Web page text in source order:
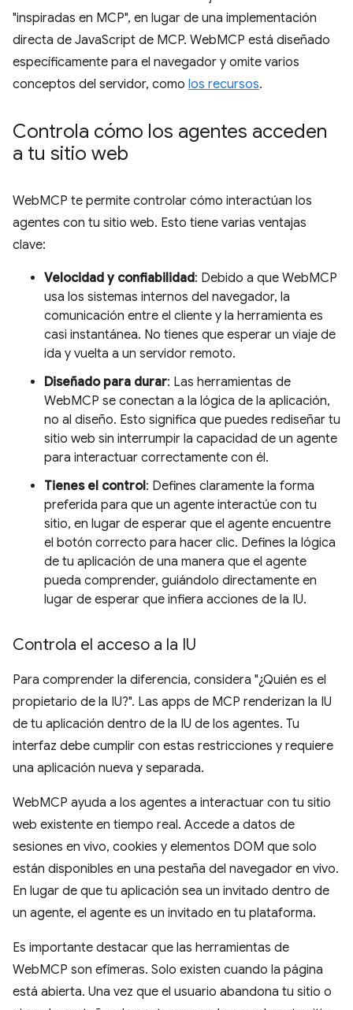
"inspiradas en MCP", en lugar de una implementación
directa de JavaScript de MCP. WebMCP está diseñado
específicamente para el navegador y omite varios
conceptos del servidor, como los recursos.
Controla cómo los agentes acceden
a tu sitio web
WebMCP te permite controlar cómo interactúan los
agentes con tu sitio web. Esto tiene varias ventajas
clave:
Velocidad y confiabilidad: Debido a que WebMCP
usa los sistemas internos del navegador, la
comunicación entre el cliente y la herramienta es
casi instantánea. No tienes que esperar un viaje de
ida y vuelta a un servidor remoto.
Diseñado para durar: Las herramientas de
WebMCP se conectan a la lógica de la aplicación,
no al diseño. Esto significa que puedes rediseñar tu
sitio web sin interrumpir la capacidad de un agente
para interactuar correctamente con él.
Tienes el control: Defines claramente la forma
preferida para que un agente interactúe con tu
sitio, en lugar de esperar que el agente encuentre
el botón correcto para hacer clic. Defines la lógica
de tu aplicación de una manera que el agente
pueda comprender, guiándolo directamente en
lugar de esperar que infiera acciones de la IU.
Controla el acceso a la IU
Para comprender la diferencia, considera "¿Quién es el
propietario de la IU?". Las apps de MCP renderizan la IU
de tu aplicación dentro de la IU de los agentes. Tu
interfaz debe cumplir con estas restricciones y requiere
una aplicación nueva y separada.
WebMCP ayuda a los agentes a interactuar con tu sitio
web existente en tiempo real. Accede a datos de
sesiones en vivo, cookies y elementos DOM que solo
están disponibles en una pestaña del navegador en vivo.
En lugar de que tu aplicación sea un invitado dentro de
un agente, el agente es un invitado en tu plataforma.
Es importante destacar que las herramientas de
WebMCP son efímeras. Solo existen cuando la página
está abierta. Una vez que el usuario abandona tu sitio o